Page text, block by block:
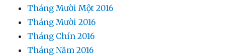
Tháng Mười Một 2016
Tháng Mười 2016
Tháng Chín 2016
Tháng Năm 2016